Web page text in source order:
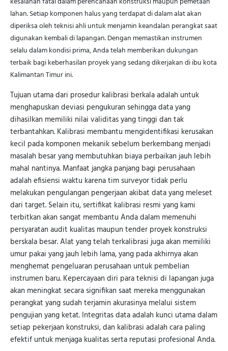
lahan. Setiap komponen halus yang terdapat di dalam alat akan
diperiksa oleh teknisi ahli untuk menjamin keandalan perangkat saat
digunakan kembali di lapangan. Dengan memastikan instrumen
selalu dalam kondisi prima, Anda telah memberikan dukungan
terbaik bagi keberhasilan proyek yang sedang dikerjakan di ibu kota
Kalimantan Timur ini.
Tujuan utama dari prosedur kalibrasi berkala adalah untuk
menghapuskan deviasi pengukuran sehingga data yang
dihasilkan memiliki nilai validitas yang tinggi dan tak
terbantahkan. Kalibrasi membantu mengidentifikasi kerusakan
kecil pada komponen mekanik sebelum berkembang menjadi
masalah besar yang membutuhkan biaya perbaikan jauh lebih
mahal nantinya. Manfaat jangka panjang bagi perusahaan
adalah efisiensi waktu karena tim surveyor tidak perlu
melakukan pengulangan pengerjaan akibat data yang meleset
dari target. Selain itu, sertifikat kalibrasi resmi yang kami
terbitkan akan sangat membantu Anda dalam memenuhi
persyaratan audit kualitas maupun tender proyek konstruksi
berskala besar. Alat yang telah terkalibrasi juga akan memiliki
umur pakai yang jauh lebih lama, yang pada akhirnya akan
menghemat pengeluaran perusahaan untuk pembelian
instrumen baru. Kepercayaan diri para teknisi di lapangan juga
akan meningkat secara signifikan saat mereka menggunakan
perangkat yang sudah terjamin akurasinya melalui sistem
pengujian yang ketat. Integritas data adalah kunci utama dalam
setiap pekerjaan konstruksi, dan kalibrasi adalah cara paling
efektif untuk menjaga kualitas serta reputasi profesional Anda.